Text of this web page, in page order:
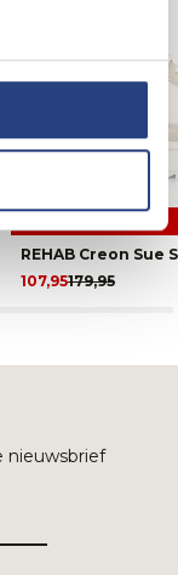
REHAB Creon Sue
179,95
107,95
nieuwsbrief